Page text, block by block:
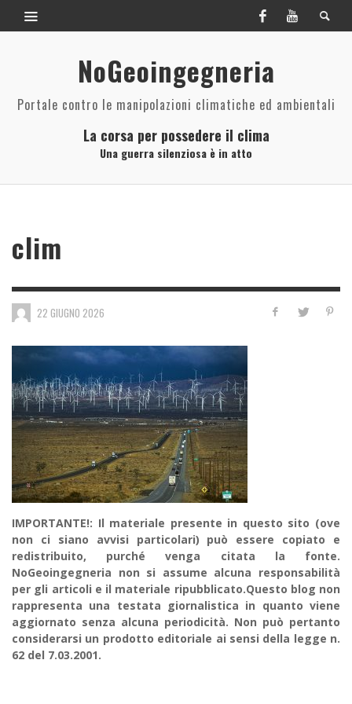
NoGeoingegneria
Portale contro le manipolazioni climatiche ed ambientali
La corsa per possedere il clima
Una guerra silenziosa è in atto
clim
22 GIUGNO 2026
IMPORTANTE!: Il materiale presente in questo sito (ove
non ci siano avvisi particolari) può essere copiato e
redistribuito, purché venga citata la fonte.
NoGeoingegneria non si assume alcuna responsabilità
per gli articoli e il materiale ripubblicato.Questo blog non
rappresenta una testata giornalistica in quanto viene
aggiornato senza alcuna periodicità. Non può pertanto
considerarsi un prodotto editoriale ai sensi della legge n.
62 del 7.03.2001.